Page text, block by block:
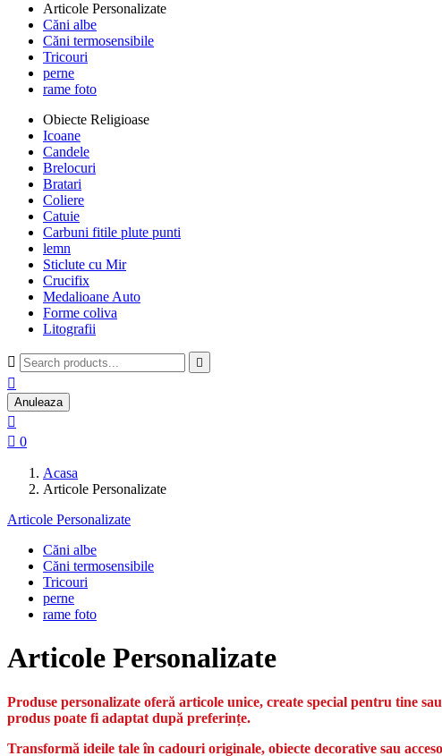
Articole Personalizate
Căni albe
Căni termosensibile
Tricouri
perne
rame foto
Obiecte Religioase
Icoane
Candele
Brelocuri
Bratari
Coliere
Catuie
Carbuni fitile plute punti
lemn
Sticlute cu Mir
Crucifix
Medalioane Auto
Forme coliva
Litografii
 

Anuleaza

 0
Acasa
Articole Personalizate
Articole Personalizate
Căni albe
Căni termosensibile
Tricouri
perne
rame foto
Articole Personalizate
Produse personalizate oferă articole unice, create special pentru tine
produs poate fi adaptat după preferințe.
Transformă ideile tale în cadouri originale, obiecte decorative sau